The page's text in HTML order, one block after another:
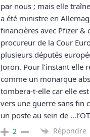
par nous ; mais elle
a été ministre en
financières avec Pfizer &
procureur de la Cour
plusieurs députés
Joron. Pour l’instant elle
comme un monarque
tombera-t-elle car elle
vers une guerre sans fin
un poste au sein de
2 Répondre